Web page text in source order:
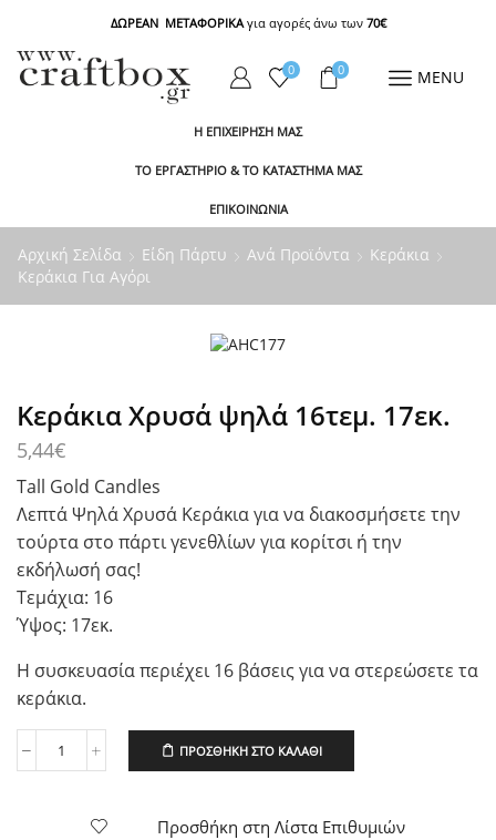
ΔΩΡΕΑΝ ΜΕΤΑΦΟΡΙΚΑγια αγορές άνω των 70€
0 0 MENU
Η ΕΠΙΧΕΙΡΗΣΗ ΜΑΣ
ΤΟ ΕΡΓΑΣΤΗΡΙΟ & ΤΟ ΚΑΤΑΣΤΗΜΑ ΜΑΣ
ΕΠΙΚΟΙΝΩΝΙΑ
Αρχική Σελίδα Είδη Πάρτυ Ανά Προϊόντα
Κεράκια
Κεράκια Για Αγόρι
Κεράκια Χρυσά ψηλά 16τεμ. 17εκ.
5,44€
Tall Gold Candles
Λεπτά Ψηλά Χρυσά Κεράκια για να διακοσμήσετε την
τούρτα στο πάρτι γενεθλίων για κορίτσι ή την
εκδήλωσή σας!
Τεμάχια: 16
Ύψος: 17εκ.
Η συσκευασία περιέχει 16 βάσεις για να στερεώσετε τα
κεράκια.
Κεράκια
16τεμ.
ΠΡΟΣΘΉΚΗ ΣΤΟ ΚΑΛΆΘΙ
Προσθήκη στη Λίστα Επιθυμιών